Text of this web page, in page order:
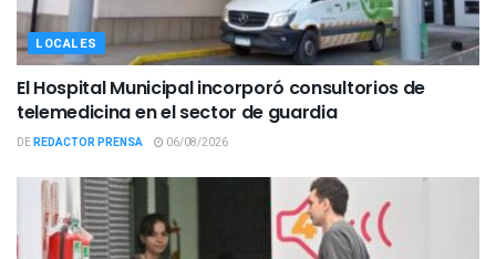
LOCALES
El Hospital Municipal incorporó consultorios de
telemedicina en el sector de guardia
DEREDACTOR PRENSA 06/08/2026